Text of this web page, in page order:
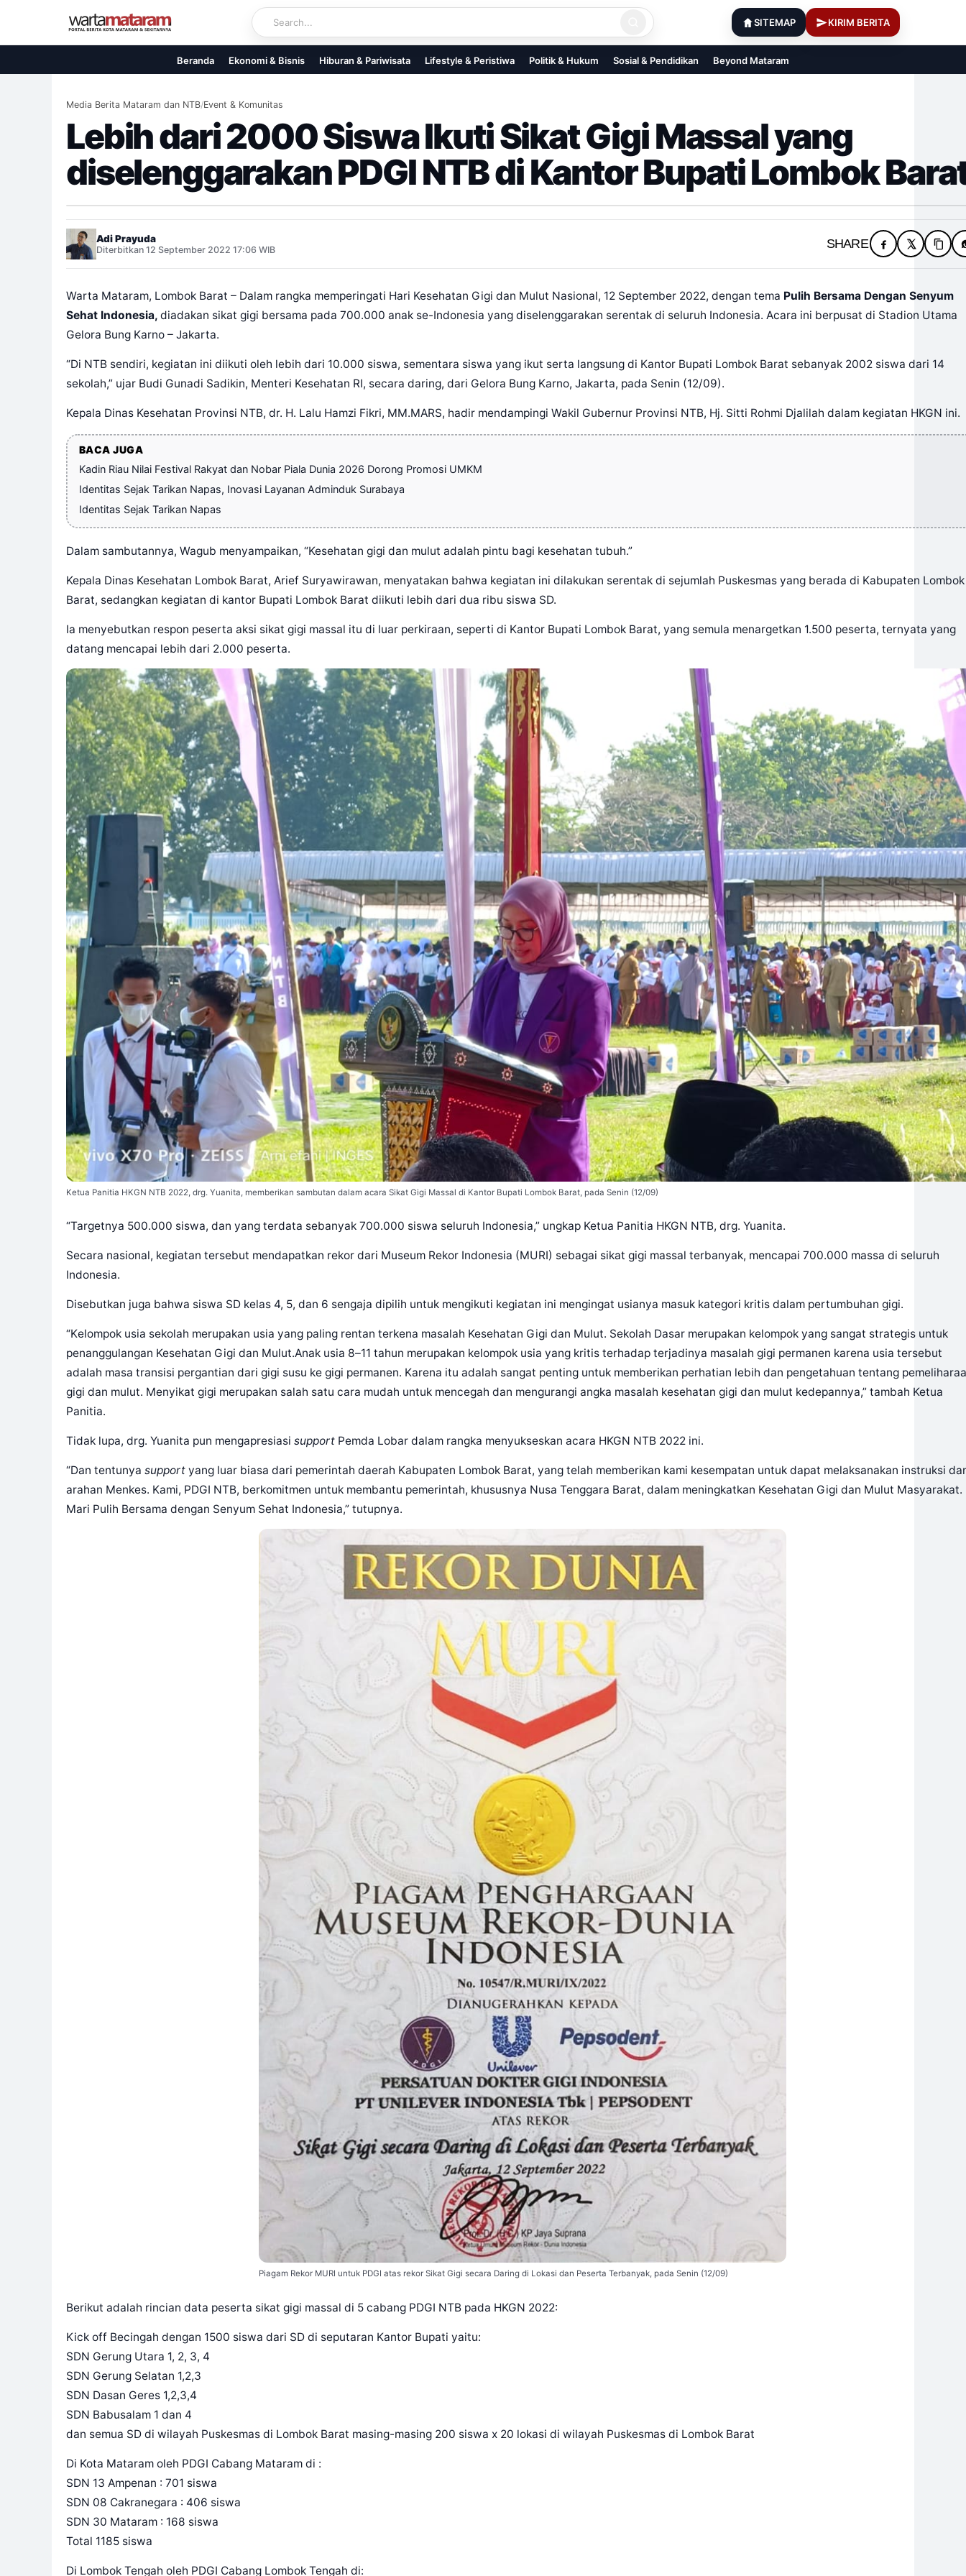
content
SITEMAP KIRIM BERITA
Beranda Ekonomi & Bisnis Hiburan & Pariwisata Lifestyle & Peristiwa Politik & Hukum Sosial & Pendidikan Beyond Mataram
Media Berita Mataram dan NTB/Event & Komunitas
Lebih dari 2000 Siswa Ikuti Sikat Gigi Massal yang
diselenggarakan PDGI NTB di Kantor Bupati Lombok
Adi Prayuda
Diterbitkan 12 September 2022 17:06 WIB SHARE
Warta Mataram, Lombok Barat – Dalam rangka memperingati Hari Kesehatan Gigi dan Mulut Nasional, 12 September 2022, dengan tema Pulih Bersama Dengan Senyum
Sehat Indonesia, diadakan sikat gigi bersama pada 700.000 anak se-Indonesia yang diselenggarakan serentak di seluruh Indonesia. Acara ini berpusat di Stadion Utama
Gelora Bung Karno – Jakarta.
“Di NTB sendiri, kegiatan ini diikuti oleh lebih dari 10.000 siswa, sementara siswa yang ikut serta langsung di Kantor Bupati Lombok Barat sebanyak 2002 siswa dari 14
sekolah,” ujar Budi Gunadi Sadikin, Menteri Kesehatan RI, secara daring, dari Gelora Bung Karno, Jakarta, pada Senin (12/09).
Kepala Dinas Kesehatan Provinsi NTB, dr. H. Lalu Hamzi Fikri, MM.MARS, hadir mendampingi Wakil Gubernur Provinsi NTB, Hj. Sitti Rohmi Djalilah dalam kegiatan HKGN ini.
BACA JUGA
Kadin Riau Nilai Festival Rakyat dan Nobar Piala Dunia 2026 Dorong Promosi UMKM
Identitas Sejak Tarikan Napas, Inovasi Layanan Adminduk Surabaya
Identitas Sejak Tarikan Napas
Dalam sambutannya, Wagub menyampaikan, “Kesehatan gigi dan mulut adalah pintu bagi kesehatan tubuh.”
Kepala Dinas Kesehatan Lombok Barat, Arief Suryawirawan, menyatakan bahwa kegiatan ini dilakukan serentak di sejumlah Puskesmas yang berada di Kabupaten Lombok
Barat, sedangkan kegiatan di kantor Bupati Lombok Barat diikuti lebih dari dua ribu siswa SD.
Ia menyebutkan respon peserta aksi sikat gigi massal itu di luar perkiraan, seperti di Kantor Bupati Lombok Barat, yang semula menargetkan 1.500 peserta, ternyata yang
datang mencapai lebih dari 2.000 peserta.
Ketua Panitia HKGN NTB 2022, drg. Yuanita, memberikan sambutan dalam acara Sikat Gigi Massal di Kantor Bupati Lombok Barat, pada Senin (12/09)
“Targetnya 500.000 siswa, dan yang terdata sebanyak 700.000 siswa seluruh Indonesia,” ungkap Ketua Panitia HKGN NTB, drg. Yuanita.
Secara nasional, kegiatan tersebut mendapatkan rekor dari Museum Rekor Indonesia (MURI) sebagai sikat gigi massal terbanyak, mencapai 700.000 massa di seluruh
Indonesia.
Disebutkan juga bahwa siswa SD kelas 4, 5, dan 6 sengaja dipilih untuk mengikuti kegiatan ini mengingat usianya masuk kategori kritis dalam pertumbuhan gigi.
“Kelompok usia sekolah merupakan usia yang paling rentan terkena masalah Kesehatan Gigi dan Mulut. Sekolah Dasar merupakan kelompok yang sangat strategis untuk
penanggulangan Kesehatan Gigi dan Mulut.Anak usia 8–11 tahun merupakan kelompok usia yang kritis terhadap terjadinya masalah gigi permanen karena usia tersebut
adalah masa transisi pergantian dari gigi susu ke gigi permanen. Karena itu adalah sangat penting untuk memberikan perhatian lebih dan pengetahuan tentang peme
gigi dan mulut. Menyikat gigi merupakan salah satu cara mudah untuk mencegah dan mengurangi angka masalah kesehatan gigi dan mulut kedepannya,” tambah Ketua
Panitia.
Tidak lupa, drg. Yuanita pun mengapresiasi support Pemda Lobar dalam rangka menyukseskan acara HKGN NTB 2022 ini.
“Dan tentunya support yang luar biasa dari pemerintah daerah Kabupaten Lombok Barat, yang telah memberikan kami kesempatan untuk dapat melaksanakan instruksi
arahan Menkes. Kami, PDGI NTB, berkomitmen untuk membantu pemerintah, khususnya Nusa Tenggara Barat, dalam meningkatkan Kesehatan Gigi dan Mulut Masyarakat.
Mari Pulih Bersama dengan Senyum Sehat Indonesia,” tutupnya.
Piagam Rekor MURI untuk PDGI atas rekor Sikat Gigi secara Daring di Lokasi dan Peserta Terbanyak, pada Senin (12/09)
Berikut adalah rincian data peserta sikat gigi massal di 5 cabang PDGI NTB pada HKGN 2022:
Kick off Becingah dengan 1500 siswa dari SD di seputaran Kantor Bupati yaitu:
SDN Gerung Utara 1, 2, 3, 4
SDN Gerung Selatan 1,2,3
SDN Dasan Geres 1,2,3,4
SDN Babusalam 1 dan 4
dan semua SD di wilayah Puskesmas di Lombok Barat masing-masing 200 siswa x 20 lokasi di wilayah Puskesmas di Lombok Barat
Di Kota Mataram oleh PDGI Cabang Mataram di :
SDN 13 Ampenan : 701 siswa
SDN 08 Cakranegara : 406 siswa
SDN 30 Mataram : 168 siswa
Total 1185 siswa
Di Lombok Tengah oleh PDGI Cabang Lombok Tengah di: